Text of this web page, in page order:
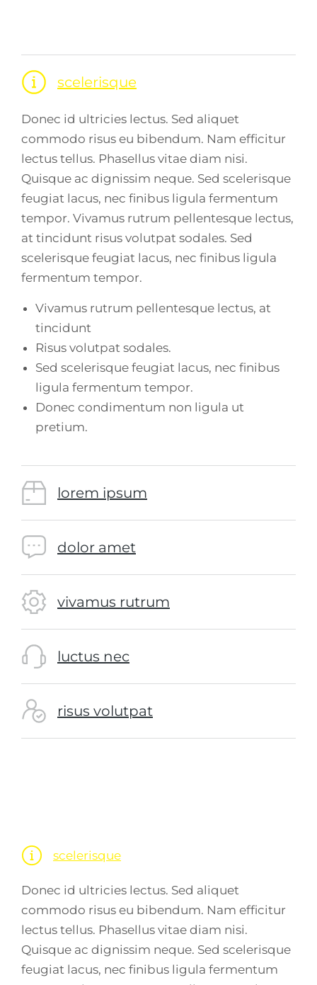
scelerisque
Donec id ultricies lectus. Sed aliquet
commodo risus eu bibendum. Nam efficitur
lectus tellus. Phasellus vitae diam nisi.
Quisque ac dignissim neque. Sed scelerisque
feugiat lacus, nec finibus ligula fermentum
tempor. Vivamus rutrum pellentesque lectus,
at tincidunt risus volutpat sodales. Sed
scelerisque feugiat lacus, nec finibus ligula
fermentum tempor.
Vivamus rutrum pellentesque lectus, at
tincidunt
Risus volutpat sodales.
Sed scelerisque feugiat lacus, nec finibus
ligula fermentum tempor.
Donec condimentum non ligula ut
pretium.
lorem ipsum
dolor amet
vivamus rutrum
luctus nec
risus volutpat
scelerisque
Donec id ultricies lectus. Sed aliquet
commodo risus eu bibendum. Nam efficitur
lectus tellus. Phasellus vitae diam nisi.
Quisque ac dignissim neque. Sed scelerisque
feugiat lacus, nec finibus ligula fermentum